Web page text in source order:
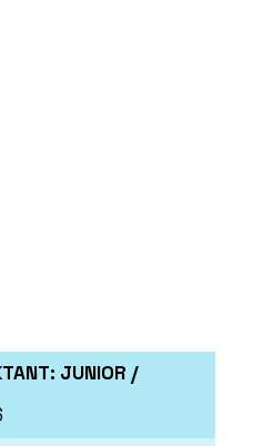
designová loď u
JUNIOR /